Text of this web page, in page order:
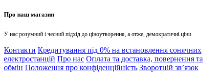
Про наш магазин
У нас розумний і чесний підхід до ціноутворення, а отже, демократичні ціни.
Контакти Кредитування під 0% на встановлення сонячних
електростанцій Про нас Оплата та доставка, повернення та
обмін Положення про конфіденційність Зворотній зв’язок